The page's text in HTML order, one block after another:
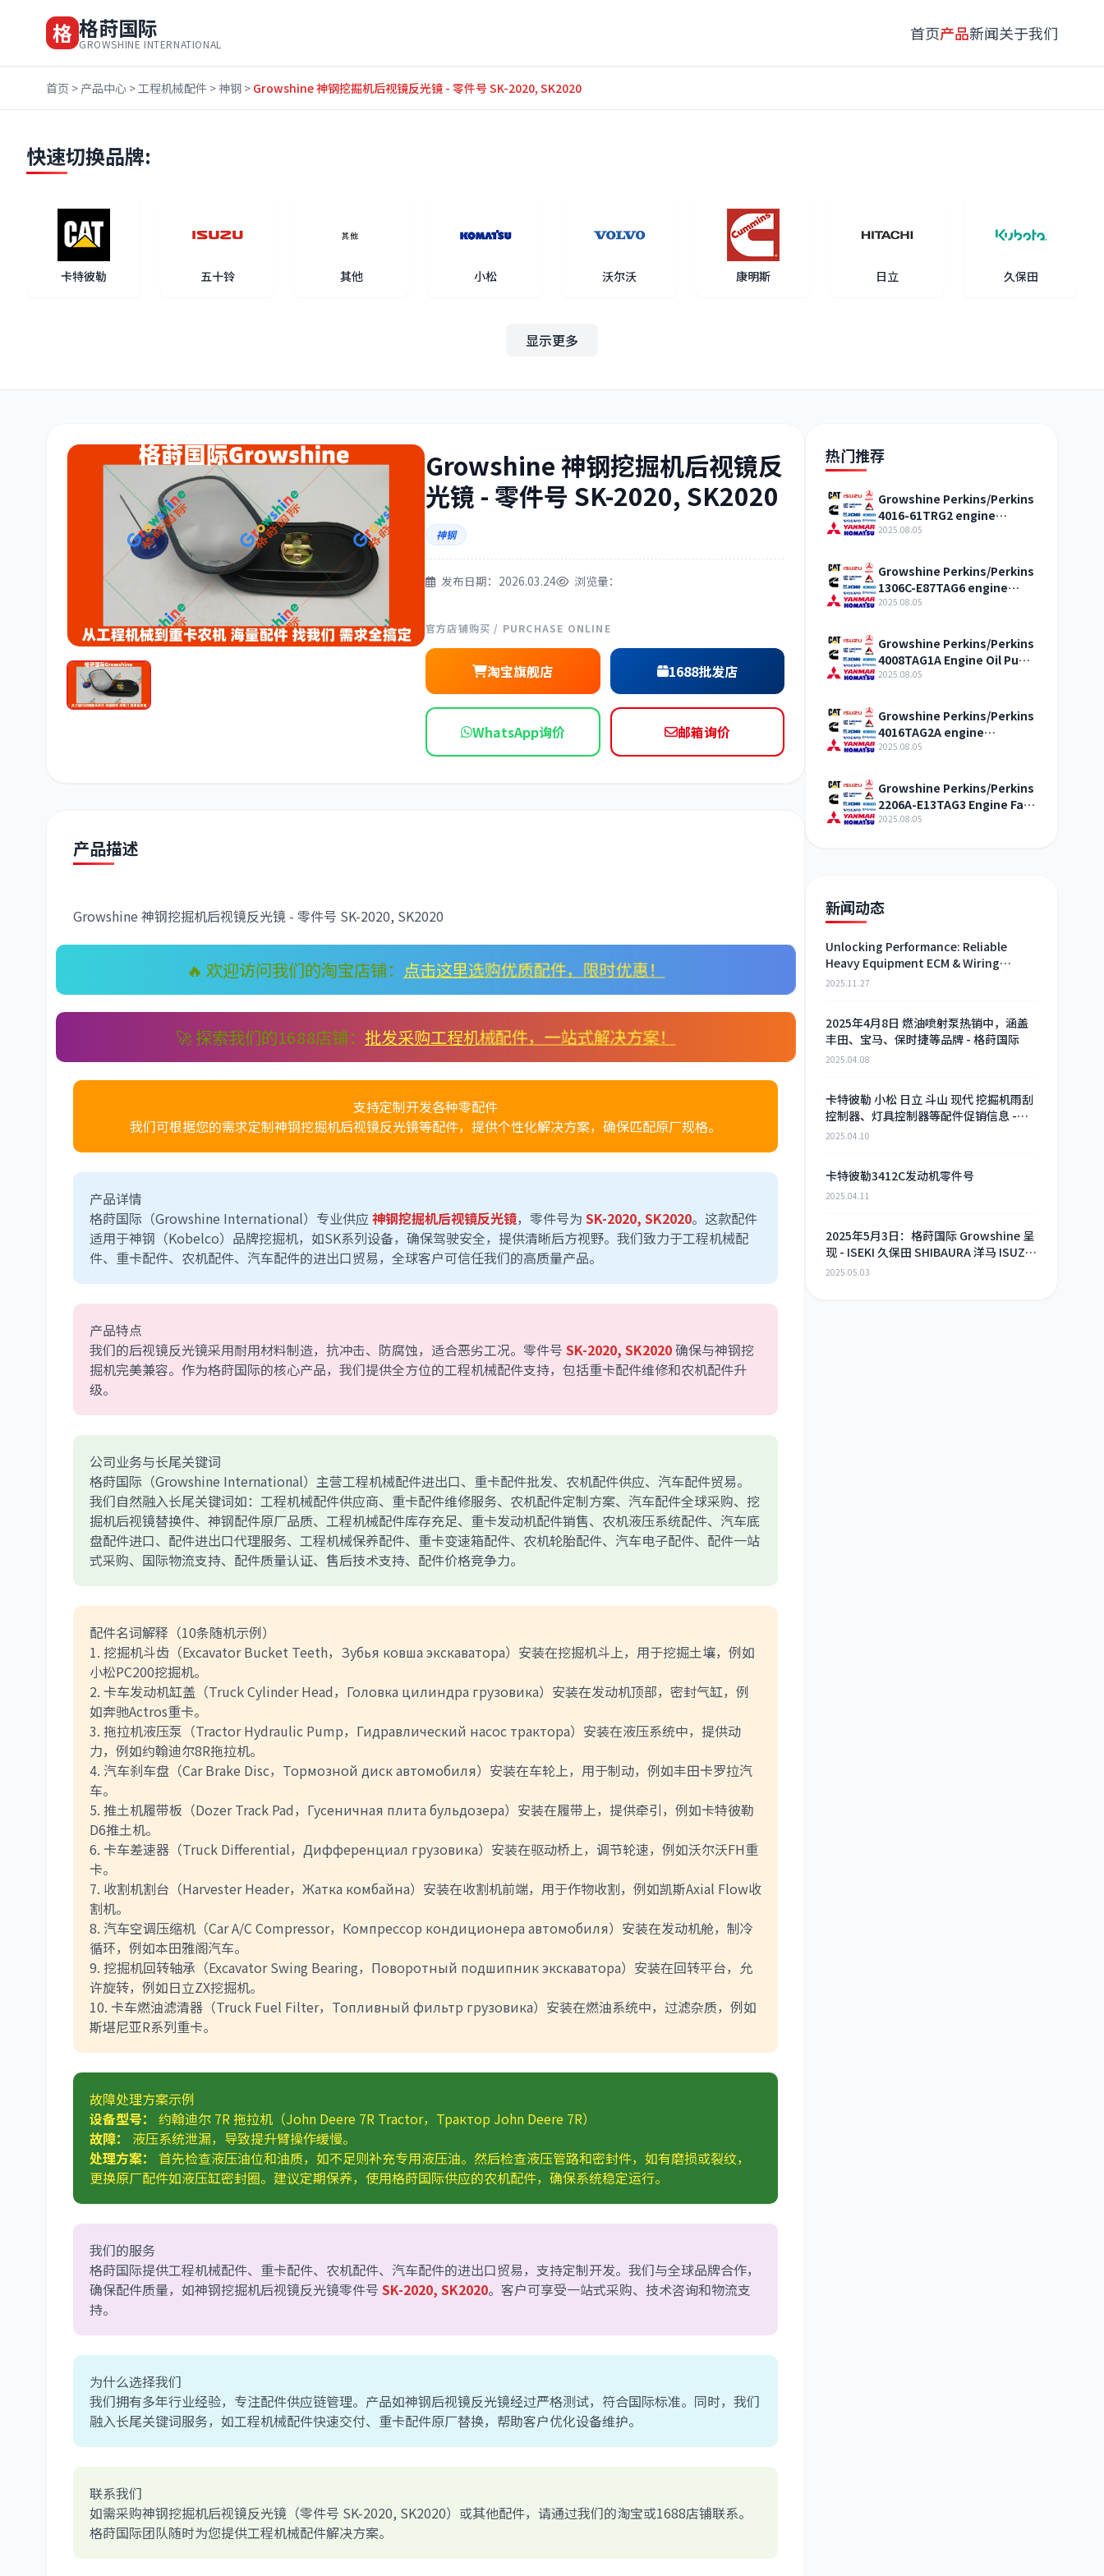
格 格莳国际
GROWSHINE INTERNATIONAL
首页产品新闻关于我们
首页 > 产品中心 >工程机械配件 >神钢 > Growshine 神钢挖掘机后视镜反光镜 - 零件号 SK-2020, SK2020
快速切换品牌:
卡特彼勒 五十铃 其他 小松 沃尔沃 康明斯 日立 久保田
斗山 卡尔玛 杰西博
大宇 丰田 约翰迪尔 山猫 上柴
显示更多
Growshine 神钢挖掘机后视镜反
光镜 - 零件号 SK-2020, SK2020
神钢
发布日期：2026.03.24 浏览量：
官方店铺购买 / PURCHASE ONLINE
淘宝旗舰店 1688批发店
WhatsApp询价 邮箱询价
产品描述
Growshine 神钢挖掘机后视镜反光镜 - 零件号 SK-2020, SK2020
🔥 欢迎访问我们的淘宝店铺： 点击这里选购优质配件，限时优惠！
🚀 探索我们的1688店铺：批发采购工程机械配件，一站式解决方案！
支持定制开发各种零配件
我们可根据您的需求定制神钢挖掘机后视镜反光镜等配件，提供个性化解决方案，确保匹配原厂规格。
产品详情
格莳国际（Growshine International）专业供应 神钢挖掘机后视镜反光镜，零件号为 SK-2020, SK2020。这款配件
适用于神钢（Kobelco）品牌挖掘机，如SK系列设备，确保驾驶安全，提供清晰后方视野。我们致力于工程机械配
件、重卡配件、农机配件、汽车配件的进出口贸易，全球客户可信任我们的高质量产品。
产品特点
我们的后视镜反光镜采用耐用材料制造，抗冲击、防腐蚀，适合恶劣工况。零件号 SK-2020, SK2020确保与神钢挖
掘机完美兼容。作为格莳国际的核心产品，我们提供全方位的工程机械配件支持，包括重卡配件维修和农机配件升
级。
公司业务与长尾关键词
格莳国际（Growshine International）主营工程机械配件进出口、重卡配件批发、农机配件供应、汽车配件贸易。
我们自然融入长尾关键词如：工程机械配件供应商、重卡配件维修服务、农机配件定制方案、汽车配件全球采购、挖
掘机后视镜替换件、神钢配件原厂品质、工程机械配件库存充足、重卡发动机配件销售、农机液压系统配件、汽车底
盘配件进口、配件进出口代理服务、工程机械保养配件、重卡变速箱配件、农机轮胎配件、汽车电子配件、配件一站
式采购、国际物流支持、配件质量认证、售后技术支持、配件价格竞争力。
配件名词解释（10条随机示例）
1. 挖掘机斗齿（Excavator Bucket Teeth，Зубья ковша экскаватора）安装在挖掘机斗上，用于挖掘土壤，例如
小松PC200挖掘机。
2. 卡车发动机缸盖（Truck Cylinder Head，Головка цилиндра грузовика）安装在发动机顶部，密封气缸，例
如奔驰Actros重卡。
3. 拖拉机液压泵（Tractor Hydraulic Pump，Гидравлический насос трактора）安装在液压系统中，提供动
力，例如约翰迪尔8R拖拉机。
4. 汽车刹车盘（Car Brake Disc，Тормозной диск автомобиля）安装在车轮上，用于制动，例如丰田卡罗拉汽
车。
5. 推土机履带板（Dozer Track Pad，Гусеничная плита бульдозера）安装在履带上，提供牵引，例如卡特彼勒
D6推土机。
6. 卡车差速器（Truck Differential，Дифференциал грузовика）安装在驱动桥上，调节轮速，例如沃尔沃FH重
卡。
7. 收割机割台（Harvester Header，Жатка комбайна）安装在收割机前端，用于作物收割，例如凯斯Axial Flow收
割机。
8. 汽车空调压缩机（Car A/C Compressor，Компрессор кондиционера автомобиля）安装在发动机舱，制冷
循环，例如本田雅阁汽车。
9. 挖掘机回转轴承（Excavator Swing Bearing，Поворотный подшипник экскаватора）安装在回转平台，允
许旋转，例如日立ZX挖掘机。
10. 卡车燃油滤清器（Truck Fuel Filter，Топливный фильтр грузовика）安装在燃油系统中，过滤杂质，例如
斯堪尼亚R系列重卡。
故障处理方案示例
设备型号：
约翰迪尔 7R 拖拉机（John Deere 7R Tractor，Трактор John Deere 7R）
故障：
液压系统泄漏，导致提升臂操作缓慢。
处理方案：
首先检查液压油位和油质，如不足则补充专用液压油。然后检查液压管路和密封件，如有磨损或裂纹，
更换原厂配件如液压缸密封圈。建议定期保养，使用格莳国际供应的农机配件，确保系统稳定运行。
我们的服务
格莳国际提供工程机械配件、重卡配件、农机配件、汽车配件的进出口贸易，支持定制开发。我们与全球品牌合作，
确保配件质量，如神钢挖掘机后视镜反光镜零件号 SK-2020, SK2020。客户可享受一站式采购、技术咨询和物流支
持。
为什么选择我们
我们拥有多年行业经验，专注配件供应链管理。产品如神钢后视镜反光镜经过严格测试，符合国际标准。同时，我们
融入长尾关键词服务，如工程机械配件快速交付、重卡配件原厂替换，帮助客户优化设备维护。
联系我们
如需采购神钢挖掘机后视镜反光镜（零件号 SK-2020, SK2020）或其他配件，请通过我们的淘宝或1688店铺联系。
格莳国际团队随时为您提供工程机械配件解决方案。
热门推荐
Growshine Perkins/Perkins
4016-61TRG2 engine
overhaul package agent
2025.08.05
Growshine Perkins/Perkins
1306C-E87TAG6 engine
overhaul package agent
2025.08.05
Growshine Perkins/Perkins
4008TAG1A Engine Oil Pump
Agent Anhui
2025.08.05
Growshine Perkins/Perkins
4016TAG2A engine
crankshaft agent
2025.08.05
Growshine Perkins/Perkins
2206A-E13TAG3 Engine Fan
Belt Agent Inner Mongolia
2025.08.05
新闻动态
Unlocking Performance: Reliable
Heavy Equipment ECM & Wiring
Harness Alternatives
2025.11.27
2025年4月8日 燃油喷射泵热销中，涵盖
丰田、宝马、保时捷等品牌 - 格莳国际
2025.04.08
卡特彼勒 小松 日立 斗山 现代 挖掘机雨刮
控制器、灯具控制器等配件促销信息 -
2025年4月9日
2025.04.10
卡特彼勒3412C发动机零件号
2025.04.11
2025年5月3日：格莳国际 Growshine 呈
现 - ISEKI 久保田 SHIBAURA 洋马 ISUZU
工程机械 农机 重卡 汽车 RHF3 涡轮增压
2025.05.03